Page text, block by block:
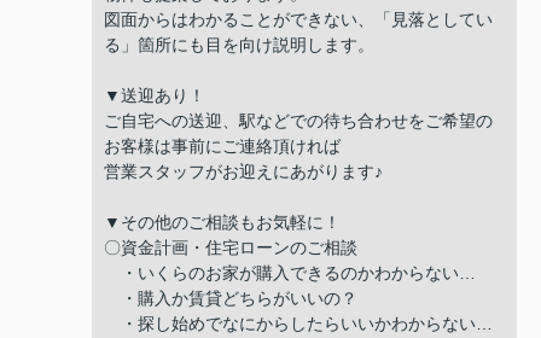
図面からはわかることができない、「見落としてい
る」箇所にも目を向け説明します。
▼送迎あり！
ご自宅への送迎、駅などでの待ち合わせをご希望の
お客様は事前にご連絡頂ければ
営業スタッフがお迎えにあがります♪
▼その他のご相談もお気軽に！
〇資金計画・住宅ローンのご相談
・いくらのお家が購入できるのかわからない…
・購入か賃貸どちらがいいの？
・探し始めでなにからしたらいいかわからない…